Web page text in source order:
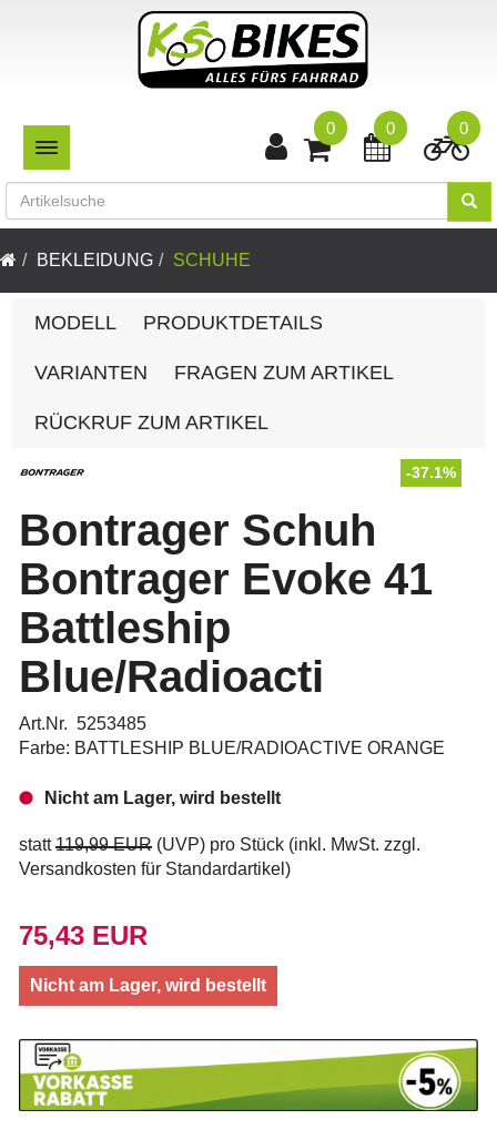
TOGGLE NAVIGATION
0
0
0
BEKLEIDUNG SCHUHE
MODELL PRODUKTDETAILS
VARIANTEN FRAGEN ZUM ARTIKEL
RÜCKRUF ZUM ARTIKEL
-37.1%
Bontrager Schuh
Bontrager Evoke 41
Battleship
Blue/Radioacti
Art.Nr. 5253485
Farbe: BATTLESHIP BLUE/RADIOACTIVE ORANGE
Nicht am Lager, wird bestellt
statt119,99 EUR (UVP) pro Stück (inkl. MwSt. zzgl.
Versandkosten für Standardartikel )
75,43 EUR
Nicht am Lager, wird bestellt